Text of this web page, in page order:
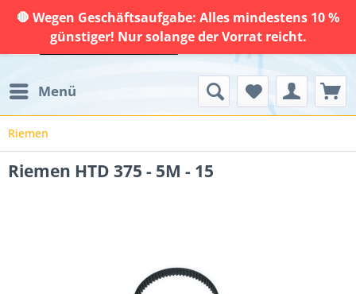
🛑 Wegen Geschäftsaufgabe: Alles mindestens 10 %
günstiger! Nur solange der Vorrat reicht.
Menü
Riemen
Riemen HTD 375 - 5M - 15